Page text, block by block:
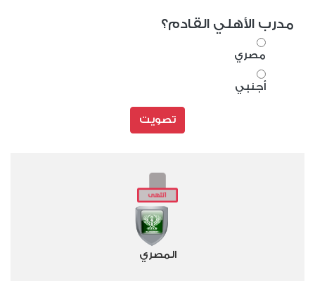
مدرب الأهلي القادم؟
مصري
أجنبي
تصويت
المصري